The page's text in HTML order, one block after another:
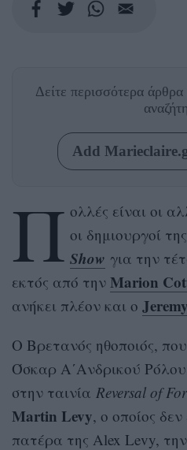
Δείτε περισσότερα άρθρα
Add
Π ολλές είναι οι
οι δημιουργοί
Show για την
εκτός από την Marion
ανήκει πλέον και ο
O Βρετανός ηθοποιός,
Όσκαρ Α΄Ανδρικού
στην ταινία Reversal of
Martin Levy, ο οποίος
πατέρα της Alex Levy,